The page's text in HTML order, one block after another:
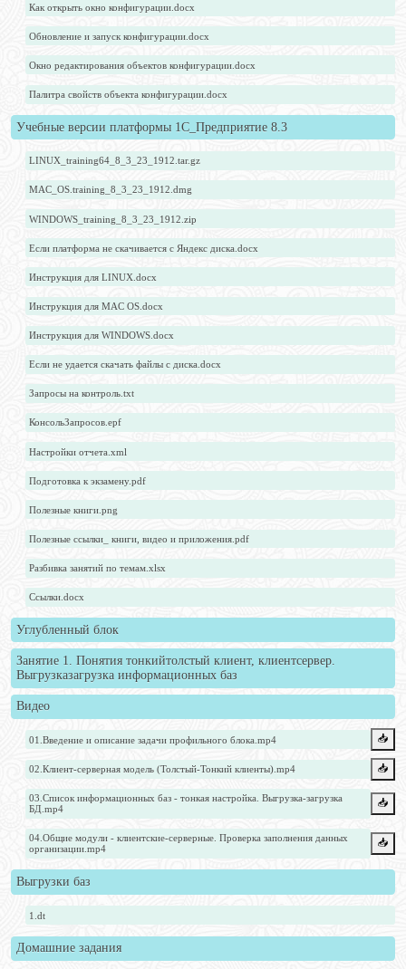
Как открыть окно конфигурации.docx
Обновление и запуск конфигурации.docx
Окно редактирования объектов конфигурации.docx
Палитра свойств объекта конфигурации.docx
Учебные версии платформы 1С_Предприятие 8.3
LINUX_training64_8_3_23_1912.tar.gz
MAC_OS.training_8_3_23_1912.dmg
WINDOWS_training_8_3_23_1912.zip
Если платформа не скачивается с Яндекс диска.docx
Инструкция для LINUX.docx
Инструкция для MAC OS.docx
Инструкция для WINDOWS.docx
Если не удается скачать файлы с диска.docx
Запросы на контроль.txt
КонсольЗапросов.epf
Настройки отчета.xml
Подготовка к экзамену.pdf
Полезные книги.png
Полезные ссылки_ книги, видео и приложения.pdf
Разбивка занятий по темам.xlsx
Ссылки.docx
Углубленный блок
Занятие 1. Понятия тонкийтолстый клиент, клиентсервер.
Выгрузказагрузка информационных баз
Видео
01.Введение и описание задачи профильного блока.mp4 📥️
02.Клиент-серверная модель (Толстый-Тонкий клиенты).mp4 📥️
03.Список информационных баз - тонкая настройка. Выгрузка-загрузка
БД.mp4
📥️
04.Общие модули - клиентские-серверные. Проверка заполнения данных
организации.mp4
📥️
Выгрузки баз
1.dt
Домашние задания